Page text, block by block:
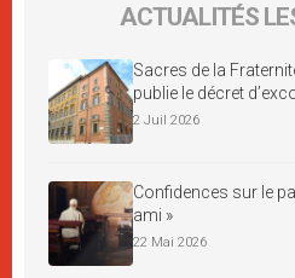
ACTUALITÉS
Sacres de la
publie le décret
2 Juil 2026
Confidences sur le
ami »
22 Mai 2026